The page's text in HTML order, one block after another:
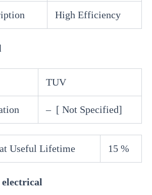
High Efficiency
TUV
– [ Not Specified]
Useful Lifetime 15 %